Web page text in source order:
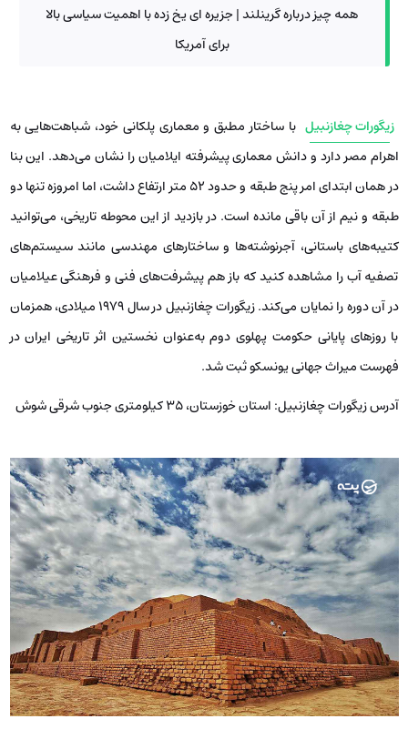
همه چیز درباره گرینلند | جزیره ای یخ زده با اهمیت سیاسی بالا
برای آمریکا
زیگورات چغازنبیل با ساختار مطبق و معماری پلکانی خود، شباهت‌هایی به
اهرام مصر دارد و دانش معماری پیشرفته ایلامیان را نشان می‌دهد. این بنا
در همان ابتدای امر پنج طبقه و حدود ۵۲ متر ارتفاع داشت، اما امروزه تنها دو
طبقه و نیم از آن باقی مانده است. در بازدید از این محوطه تاریخی، می‌توانید
کتیبه‌های باستانی، آجرنوشته‌ها و ساختارهای مهندسی مانند سیستم‌های
تصفیه آب را مشاهده کنید که باز هم پیشرفت‌های فنی و فرهنگی عیلامیان
در آن دوره را نمایان می‌کند. زیگورات چغازنبیل در سال ۱۹۷۹ میلادی، همزمان
با روزهای پایانی حکومت پهلوی دوم به‌عنوان نخستین اثر تاریخی ایران در
فهرست میراث جهانی یونسکو ثبت شد.
آدرس زیگورات چغازنبیل: استان خوزستان، ۳۵ کیلومتری جنوب شرقی شوش